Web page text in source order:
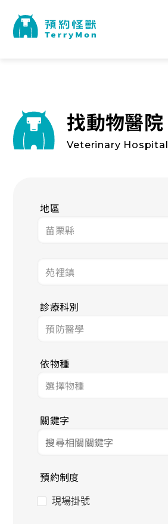
找動物醫院
Veterinary Hospital
地區
診療科別
依物種
關鍵字
預約制度
現場掛號